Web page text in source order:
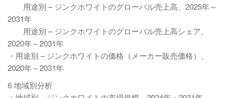
用途別 – ジンクホワイトのグローバル売上高、2025年～
2031年
用途別 – ジンクホワイトのグローバル売上高シェア、
2020年～2031年
・用途別 – ジンクホワイトの価格（メーカー販売価格）、
2020年～2031年
6 地域別分析